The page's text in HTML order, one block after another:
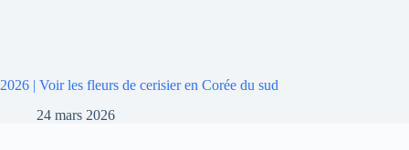
2026 | Voir les fleurs de cerisier en Corée du sud
24 mars 2026